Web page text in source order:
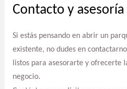
Contacto y asesoría
Si estás pensando en abrir un
existente, no dudes en
listos para asesorarte y ofrecerte
negocio.